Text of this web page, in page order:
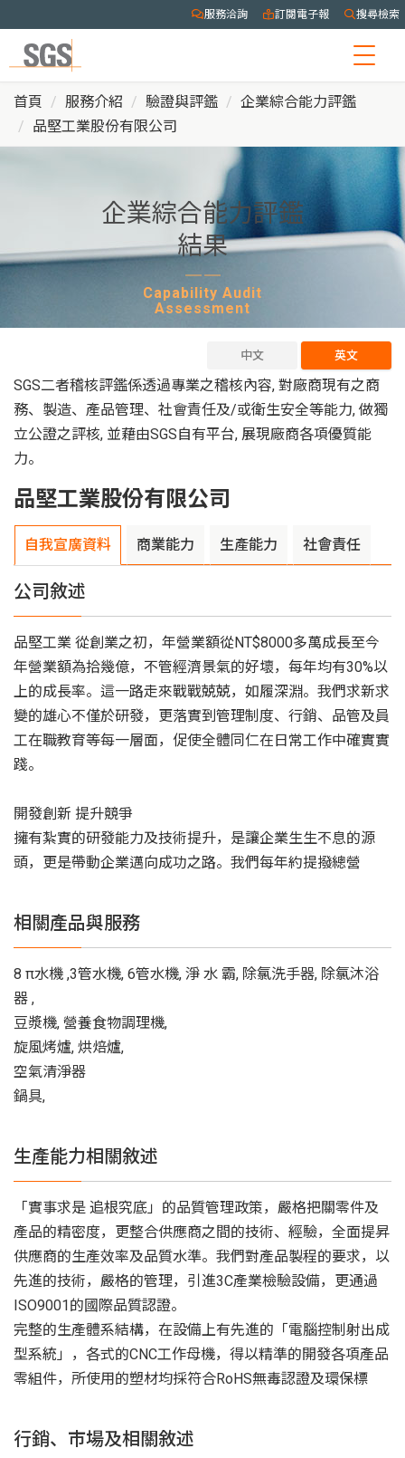
服務洽詢 訂閱電子報 搜尋檢索
首頁 服務介紹 驗證與評鑑
企業綜合能力評鑑
品堅工業股份有限公司
企業綜合能力評鑑
結果
Capability Audit
Assessment
SGS二者稽核評鑑係透過專業之稽核內容, 對廠商現有之商
務、製造、產品管理、社會責任及/或衛生安全等能力, 做獨
立公證之評核, 並藉由SGS自有平台, 展現廠商各項優質能
力。
中文 英文
品堅工業股份有限公司
自我宣廣資料 商業能力 生產能力 社會責任
公司敘述
品堅工業 從創業之初，年營業額從NT$8000多萬成長至今
年營業額為拾幾億，不管經濟景氣的好壞，每年均有30%以
上的成長率。這一路走來戰戰兢兢，如履深淵。我們求新求
變的雄心不僅於研發，更落實到管理制度、行銷、品管及員
工在職教育等每一層面，促使全體同仁在日常工作中確實實
踐。
開發創新 提升競爭
擁有紮實的研發能力及技術提升，是讓企業生生不息的源
頭，更是帶動企業邁向成功之路。我們每年約提撥總營
相關產品與服務
8 π水機 ,3管水機, 6管水機, 淨 水 霸, 除氯洗手器, 除氯沐浴
器 ,
豆漿機, 營養食物調理機,
旋風烤爐, 烘焙爐,
空氣清淨器
鍋具,
生產能力相關敘述
「實事求是 追根究底」的品質管理政策，嚴格把關零件及
產品的精密度，更整合供應商之間的技術、經驗，全面提昇
供應商的生產效率及品質水準。我們對產品製程的要求，以
先進的技術，嚴格的管理，引進3C產業檢驗設備，更通過
ISO9001的國際品質認證。
完整的生產體系結構，在設備上有先進的「電腦控制射出成
型系統」，各式的CNC工作母機，得以精準的開發各項產品
零組件，所使用的塑材均採符合RoHS無毒認證及環保標
行銷、市場及相關敘述